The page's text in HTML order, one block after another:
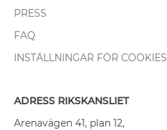
PRESS
FAQ
INSTÄLLNINGAR FÖR COOKIES
ADRESS RIKSKANSLIET
Arenavägen 41, plan 12,